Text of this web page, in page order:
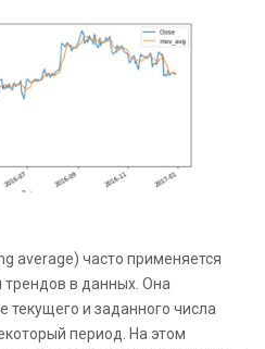
average) часто применяется
трендов в данных. Она
текущего и заданного числа
период. На этом